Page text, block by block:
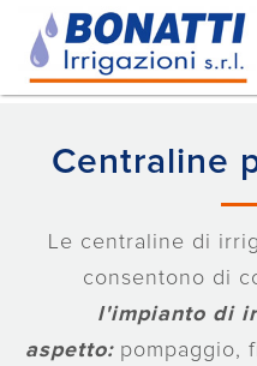
Home Prodotti
Centraline
Le centraline di
consentono di
l'impianto di
aspetto:pompaggio,